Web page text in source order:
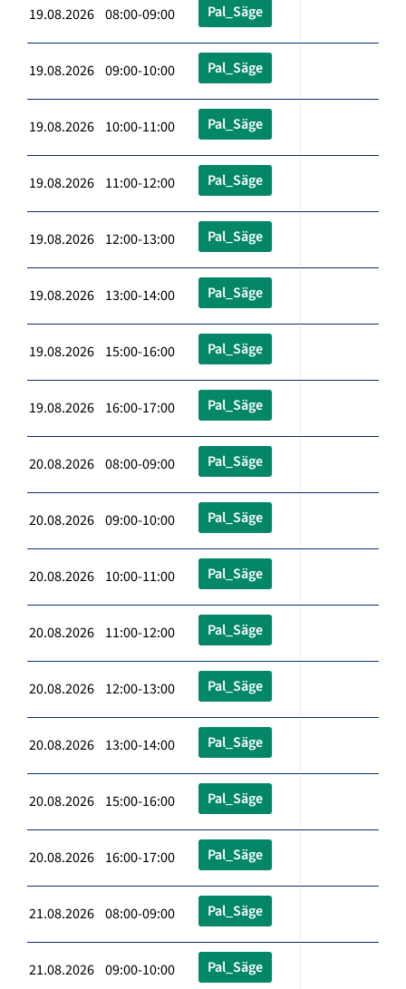
19.08.2026 08:00-09:00 Pal_Säge
19.08.2026 09:00-10:00 Pal_Säge
19.08.2026 10:00-11:00 Pal_Säge
19.08.2026 11:00-12:00 Pal_Säge
19.08.2026 12:00-13:00 Pal_Säge
19.08.2026 13:00-14:00 Pal_Säge
19.08.2026 15:00-16:00 Pal_Säge
19.08.2026 16:00-17:00 Pal_Säge
20.08.2026 08:00-09:00 Pal_Säge
20.08.2026 09:00-10:00 Pal_Säge
20.08.2026 10:00-11:00 Pal_Säge
20.08.2026 11:00-12:00 Pal_Säge
20.08.2026 12:00-13:00 Pal_Säge
20.08.2026 13:00-14:00 Pal_Säge
20.08.2026 15:00-16:00 Pal_Säge
20.08.2026 16:00-17:00 Pal_Säge
21.08.2026 08:00-09:00 Pal_Säge
21.08.2026 09:00-10:00 Pal_Säge